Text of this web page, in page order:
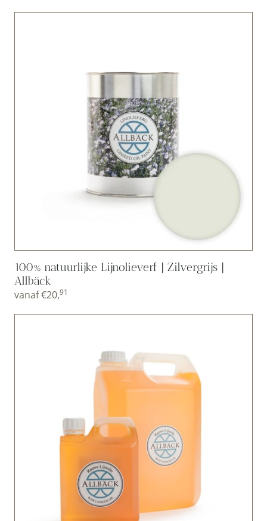
100% natuurlijke Lijnolieverf | Zilvergrijs |
Allbäck
vanaf€20,91